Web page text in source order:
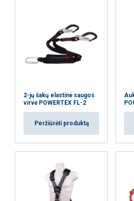
2-jų šakų elastinė saugos
virvė POWERTEX FL-2
Peržiūrėti produktą
Ši svetainė
Naudojame slapukus
suasmeninti turinį,
srautą. Taip pat dalijamės
jūsų naudojimąsi mūsų
reklamos ir analizės
ją sujungti su kita
pateikėte arba kurią jie
naudojatės jų paslaugomis.
politika
Funkciniai